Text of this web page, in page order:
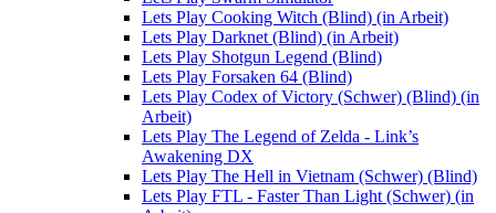
Lets Play Cooking Witch (Blind) (in Arbeit)
Lets Play Darknet (Blind) (in Arbeit)
Lets Play Shotgun Legend (Blind)
Lets Play Forsaken 64 (Blind)
Lets Play Codex of Victory (Schwer) (Blind) (in
Arbeit)
Lets Play The Legend of Zelda - Link’s
Awakening DX
Lets Play The Hell in Vietnam (Schwer) (Blind)
Lets Play FTL - Faster Than Light (Schwer) (in